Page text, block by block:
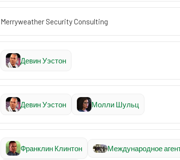
Merryweather Security Consulting
Девин Уэстон
Девин Уэстон Молли Шульц
Франклин Клинтон Международное